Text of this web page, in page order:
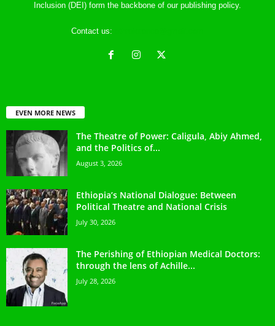
Inclusion (DEI) form the backbone of our publishing policy.
Contact us:
EVEN MORE NEWS
The Theatre of Power: Caligula, Abiy Ahmed,
and the Politics of...
August 3, 2026
Ethiopia’s National Dialogue: Between
Political Theatre and National Crisis
July 30, 2026
The Perishing of Ethiopian Medical Doctors:
through the lens of Achille...
July 28, 2026